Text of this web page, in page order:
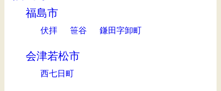
福島市
伏拝 笹谷 鎌田字卸町
会津若松市
西七日町